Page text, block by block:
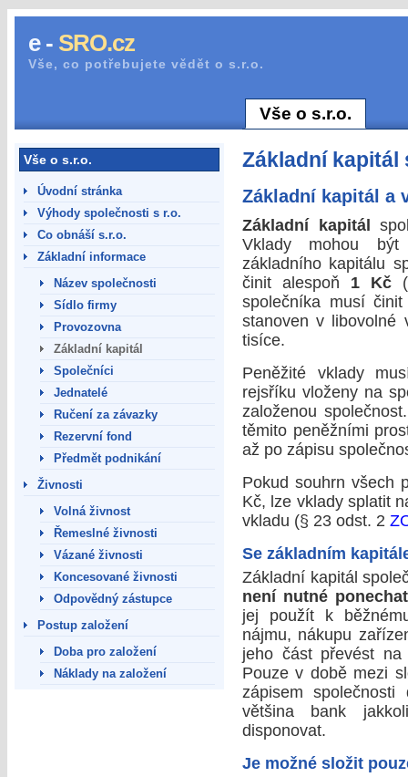
e - SRO.cz
Vše, co potřebujete vědět o s.r.o.
Vše o s.r.o.
Vše o s.r.o.
Úvodní stránka
Výhody společnosti s r.o.
Co obnáší s.r.o.
Základní informace
Název společnosti
Sídlo firmy
Provozovna
Základní kapitál
Společníci
Jednatelé
Ručení za závazky
Rezervní fond
Předmět podnikání
Živnosti
Volná živnost
Řemeslné živnosti
Vázané živnosti
Koncesované živnosti
Odpovědný zástupce
Postup založení
Doba pro založení
Náklady na založení
Základní kapitál
Základní kapitál a
Základní kapitál
Vklady mohou být
základního kapitálu
činit alespoň 1 Kč
společníka musí
stanoven v
tisíce.
Peněžité vklady
rejsříku vloženy na
založenou
těmito peněžními
až po zápisu
Pokud souhrn všech
Kč, lze vklady splatit
vkladu (§ 23 odst. 2
Se základním
Základní kapitál
není nutné
jej použít k
nájmu, nákupu
jeho část převést
Pouze v době mezi
zápisem společnosti
většina bank
disponovat.
Je možné složit